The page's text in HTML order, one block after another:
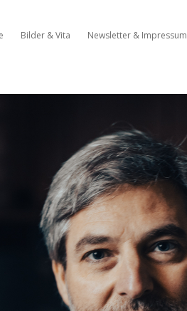
Bilder & Vita Newsletter & Impressum